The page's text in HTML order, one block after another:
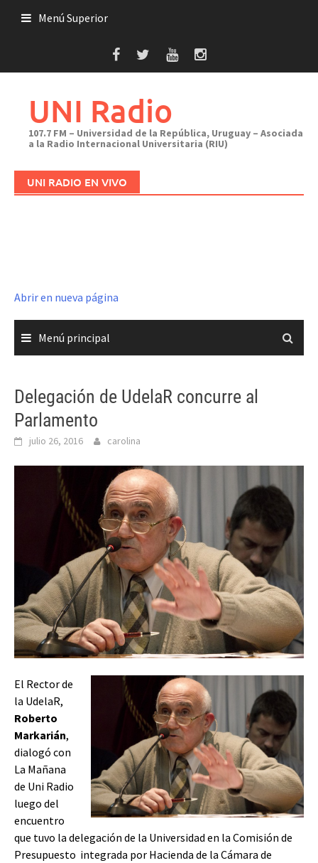
Menú Superior
UNI Radio
107.7 FM – Universidad de la República, Uruguay – Asociada
a la Radio Internacional Universitaria (RIU)
UNI RADIO EN VIVO
Abrir en nueva página
Menú principal
Delegación de UdelaR concurre al
Parlamento
julio 26, 2016 carolina
El Rector de
la UdelaR,
Roberto
Markarián,
dialogó con
La Mañana
de Uni Radio
luego del
encuentro
que tuvo la delegación de la Universidad en la Comisión de
Presupuesto integrada por Hacienda de la Cámara de